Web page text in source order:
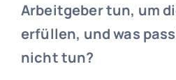
Arbeitgeber tun, um
erfüllen, und was
nicht tun?